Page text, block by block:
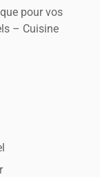
pour vos
– Cuisine